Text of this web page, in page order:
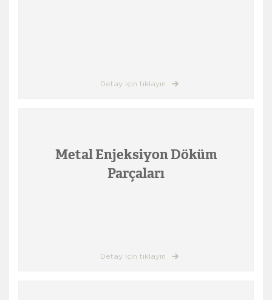
Detay için tıklayın
Metal Enjeksiyon Döküm
Parçaları
Detay için tıklayın